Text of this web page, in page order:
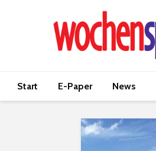
Start E-Paper News